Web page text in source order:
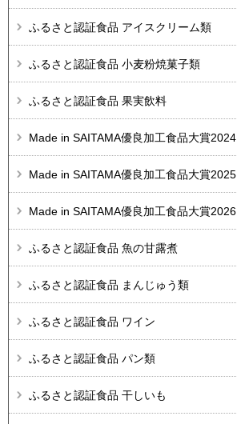
ふるさと認証食品 アイスクリーム類
ふるさと認証食品 小麦粉焼菓子類
ふるさと認証食品 果実飲料
Made in SAITAMA優良加工食品大賞2024
Made in SAITAMA優良加工食品大賞2025
Made in SAITAMA優良加工食品大賞2026
ふるさと認証食品 魚の甘露煮
ふるさと認証食品 まんじゅう類
ふるさと認証食品 ワイン
ふるさと認証食品 パン類
ふるさと認証食品 干しいも